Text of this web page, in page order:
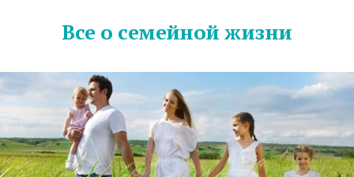
Все о семейной жизни